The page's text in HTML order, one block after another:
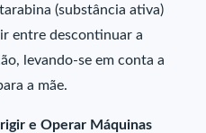
(substância ativa)
entre descontinuar a
levando-se em conta a
a mãe.
e Operar Máquinas